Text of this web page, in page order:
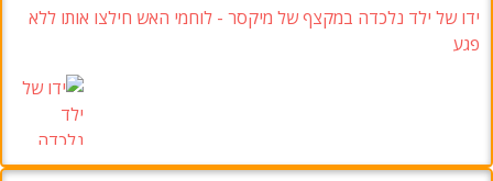
ידו של ילד נלכדה במקצף של מיקסר - לוחמי האש חילצו אותו ללא
פגע